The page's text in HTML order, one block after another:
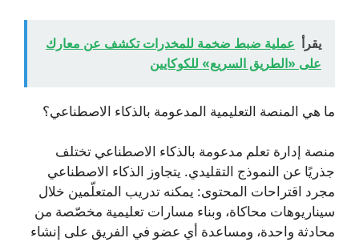
يقرأ عملية ضبط ضخمة للمخدرات تكشف عن معارك
على «الطريق السريع» للكوكايين
ما هي المنصة التعليمية المدعومة بالذكاء الاصطناعي؟
منصة إدارة تعلم مدعومة بالذكاء الاصطناعي تختلف
جذريًا عن النموذج التقليدي. يتجاوز الذكاء الاصطناعي
مجرد اقتراحات المحتوى: يمكنه تدريب المتعلّمين خلال
سيناريوهات محاكاة، وبناء مسارات تعليمية مخصّصة من
محادثة واحدة، ومساعدة أي عضو في الفريق على إنشاء